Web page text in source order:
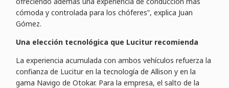
cómoda y controlada para los chóferes”, explica Juan
Gómez.
Una elección tecnológica que Lucitur recomienda
La experiencia acumulada con ambos vehículos refuerza la
confianza de Lucitur en la tecnología de Allison y en la
gama Navigo de Otokar. Para la empresa, el salto de la